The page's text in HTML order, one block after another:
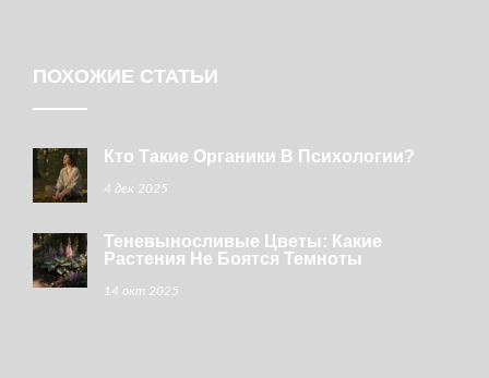
ПОХОЖИЕ СТАТЬИ
Кто Такие Органики В Психологии?
4 дек 2025
Теневыносливые Цветы: Какие
Растения Не Боятся Темноты
14 окт 2025